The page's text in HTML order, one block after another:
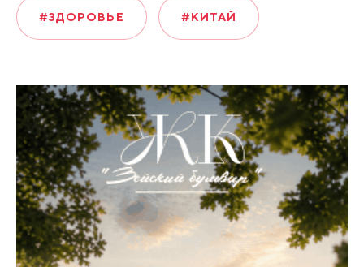
#ЗДОРОВЬЕ #КИТАЙ